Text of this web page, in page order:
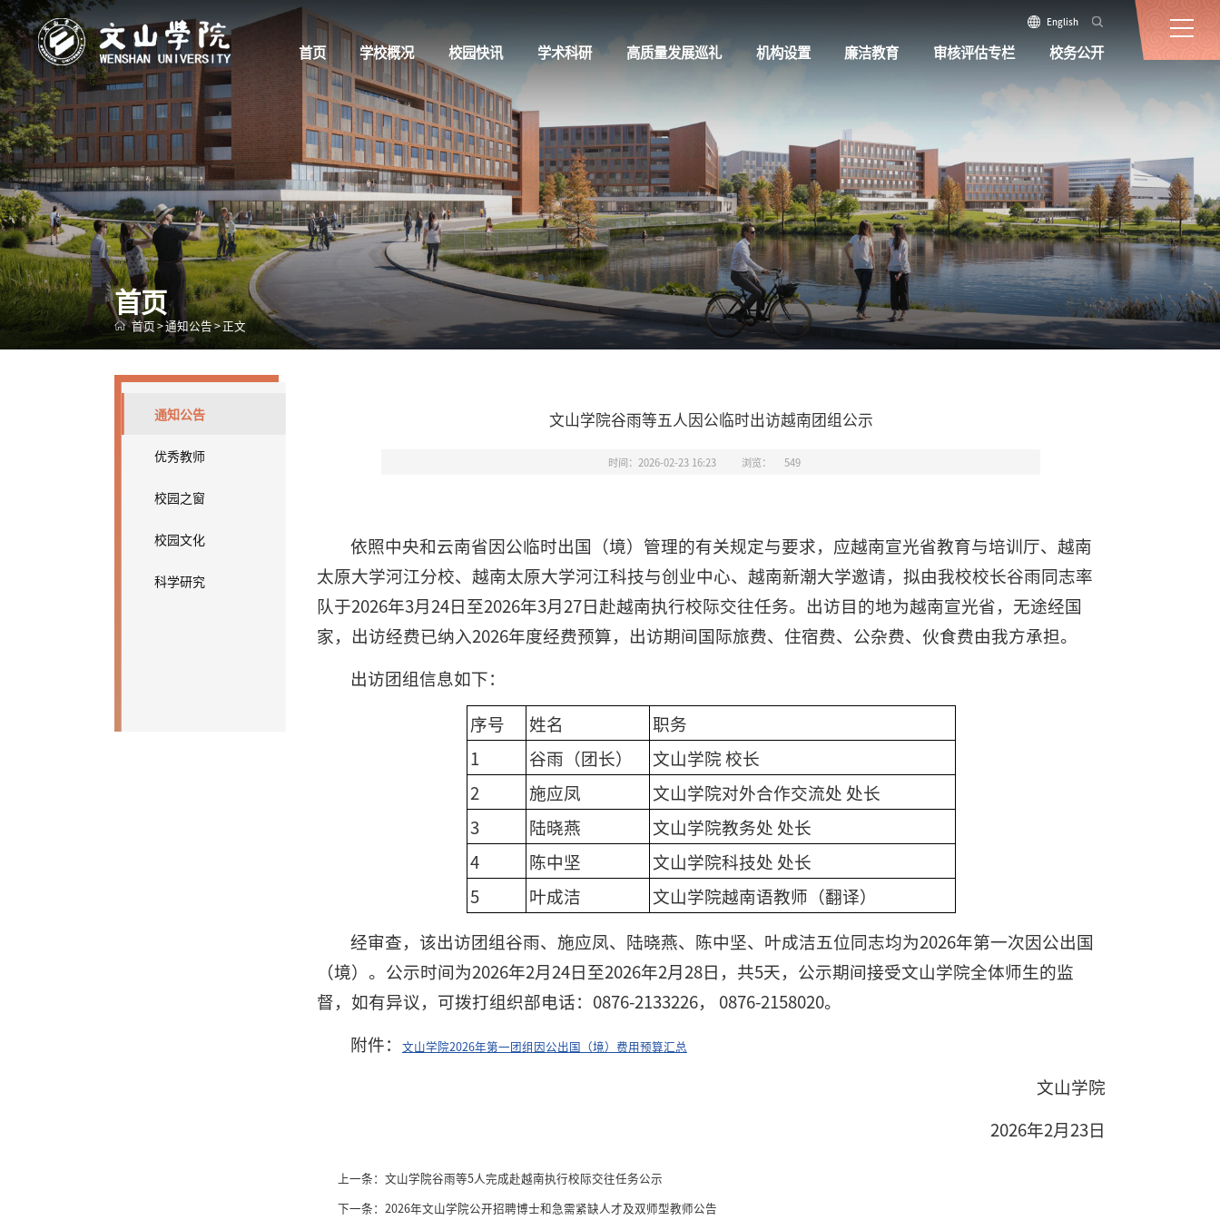
English
首页 学校概况 校园快讯 学术科研 高质量发展巡礼 机构设置 廉洁教育 审核评估专栏 校务公开
首页
首页>通知公告>正文
通知公告
优秀教师
校园之窗
校园文化
科学研究
文山学院谷雨等五人因公临时出访越南团组公示
时间：2026-02-23 16:23 浏览： 549
依照中央和云南省因公临时出国（境）管理的有关规定与要求，应越南宣光省教育与培训厅、越南
太原大学河江分校、越南太原大学河江科技与创业中心、越南新潮大学邀请，拟由我校校长谷雨同志率
队于2026年3月24日至2026年3月27日赴越南执行校际交往任务。出访目的地为越南宣光省，无途经国
家，出访经费已纳入2026年度经费预算，出访期间国际旅费、住宿费、公杂费、伙食费由我方承担。
出访团组信息如下：
序号
姓名
职务
1
谷雨（团长）
文山学院 校长
2
施应凤
文山学院对外合作交流处 处长
3
陆晓燕
文山学院教务处 处长
4
陈中坚
文山学院科技处 处长
5
叶成洁
文山学院越南语教师（翻译）
经审查，该出访团组谷雨、施应凤、陆晓燕、陈中坚、叶成洁五位同志均为2026年第一次因公出国
（境）。公示时间为2026年2月24日至2026年2月28日，共5天，公示期间接受文山学院全体师生的监
督，如有异议，可拨打组织部电话：0876-2133226， 0876-2158020。
附件：
文山学院2026年第一团组因公出国（境）费用预算汇总
文山学院
2026年2月23日
上一条： 文山学院谷雨等5人完成赴越南执行校际交往任务公示
下一条： 2026年文山学院公开招聘博士和急需紧缺人才及双师型教师公告